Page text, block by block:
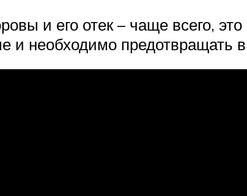
и его отек – чаще всего,
и необходимо предотвращать